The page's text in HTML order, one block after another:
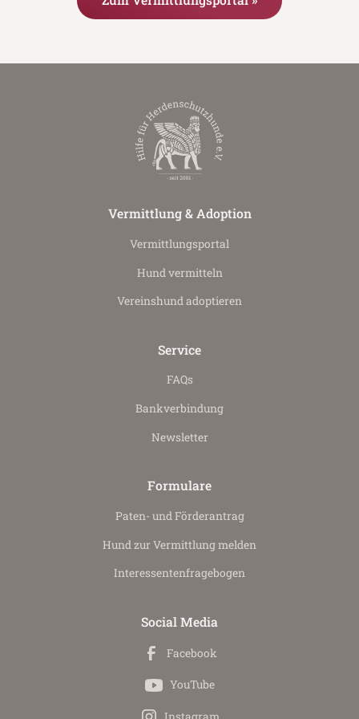
Vermittlung & Adoption
Vermittlungs­portal
Hund vermitteln
Vereinshund adoptieren
Service
FAQs
Bankverbindung
Newsletter
Formulare
Paten- und Förderantrag
Hund zur Vermittlung melden
Interessenten­fragebogen
Social Media
Facebook
YouTube